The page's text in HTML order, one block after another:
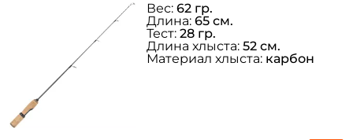
Вес: 62 гр.
Длина: 65 см.
Тест: 28 гр.
Длина хлыста: 52 см.
Материал хлыста: карбон